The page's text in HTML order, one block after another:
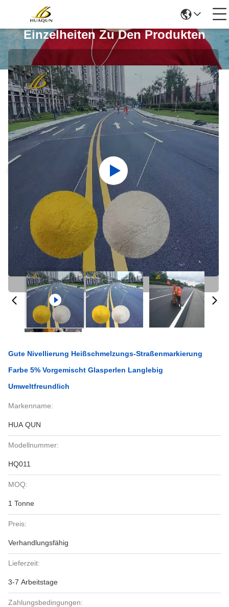
Einzelheiten Zu Den Produkten
Gute Nivellierung Heißschmelzungs-Straßenmarkierung
Farbe 5% Vorgemischt Glasperlen Langlebig
Umweltfreundlich
Markenname:
HUA QUN
Modellnummer:
HQ011
MOQ:
1 Tonne
Preis:
Verhandlungsfähig
Lieferzeit:
3-7 Arbeitstage
Zahlungsbedingungen: